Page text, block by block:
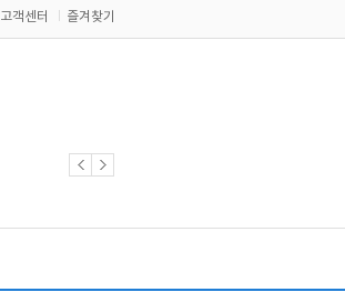
고객센터 즐겨찾기